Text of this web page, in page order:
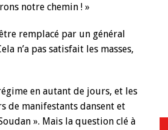
notre chemin ! »
remplacé par un général
n’a pas satisfait les masses,
en autant de jours, et les
de manifestants dansent et
». Mais la question clé à